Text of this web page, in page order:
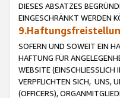
DIESES ABSATZES
EINGESCHRÄNKT WERDEN
SOFERN UND SOWEIT EIN
HAFTUNG FÜR
WEBSITE (EINSCHLIESSLICH
VERPFLICHTEN SICH, UNS,
(OFFICERS),